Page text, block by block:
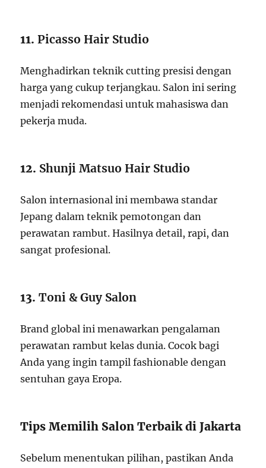
11.Picasso Hair Studio
Menghadirkan teknik cutting presisi dengan
harga yang cukup terjangkau. Salon ini sering
menjadi rekomendasi untuk mahasiswa dan
pekerja muda.
12. Shunji Matsuo Hair Studio
Salon internasional ini membawa standar
Jepang dalam teknik pemotongan dan
perawatan rambut. Hasilnya detail, rapi, dan
sangat profesional.
13.Toni & Guy Salon
Brand global ini menawarkan pengalaman
perawatan rambut kelas dunia. Cocok bagi
Anda yang ingin tampil fashionable dengan
sentuhan gaya Eropa.
Tips Memilih Salon Terbaik di Jakarta
Sebelum menentukan pilihan, pastikan Anda